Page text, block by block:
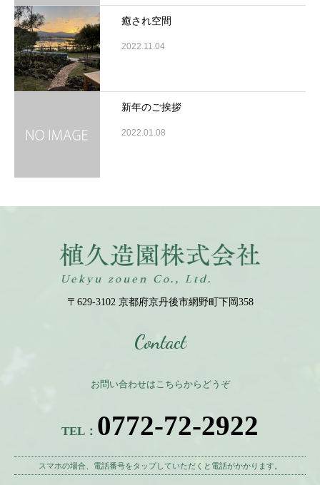
癒され空間
2022.11.04
新年のご挨拶
2022.01.08
〒629-3102 京都府京丹後市網野町下岡358
Contact
お問い合わせはこちらからどうぞ
TEL： 0772-72-2922
スマホの場合、電話番号をタップしていただくと電話がかかります。